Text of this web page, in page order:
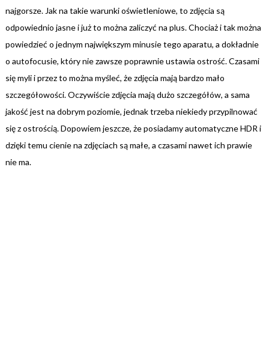
najgorsze. Jak na takie warunki oświetleniowe, to zdjęcia są
odpowiednio jasne i już to można zaliczyć na plus. Chociaż i tak można
powiedzieć o jednym największym minusie tego aparatu, a dokładnie
o autofocusie, który nie zawsze poprawnie ustawia ostrość. Czasami
się myli i przez to można myśleć, że zdjęcia mają bardzo mało
szczegółowości. Oczywiście zdjęcia mają dużo szczegółów, a sama
jakość jest na dobrym poziomie, jednak trzeba niekiedy przypilnować
się z ostrością. Dopowiem jeszcze, że posiadamy automatyczne HDR i
dzięki temu cienie na zdjęciach są małe, a czasami nawet ich prawie
nie ma.